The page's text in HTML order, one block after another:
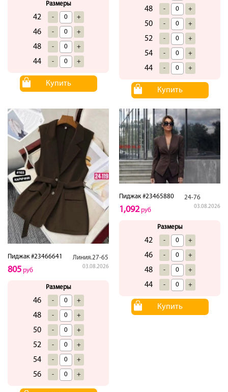
Размеры
42 - +
46 - +
48 - +
44 - +
Купить
48 - +
50 - +
52 - +
54 - +
44 - +
Купить
Пиджак #23466641 Линия.27-65
03.08.2026
805 руб
Размеры
46 - +
48 - +
50 - +
52 - +
54 - +
56 - +
Пиджак #23465880 24-76
03.08.2026
1,092руб
Размеры
42 - +
46 - +
48 - +
44 - +
Купить